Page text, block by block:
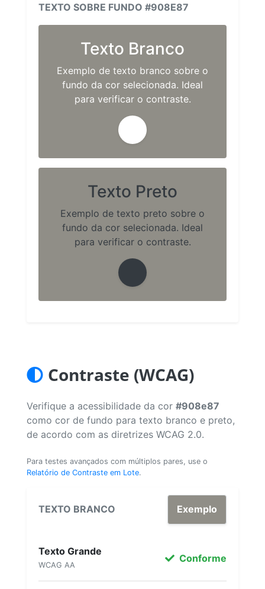
TEXTO SOBRE FUNDO #908E87
Texto Branco
Exemplo de texto branco sobre o
fundo da cor selecionada. Ideal
para verificar o contraste.
Texto Preto
Exemplo de texto preto sobre o
fundo da cor selecionada. Ideal
para verificar o contraste.
Contraste (WCAG)
Verifique a acessibilidade da cor #908e87
como cor de fundo para texto branco e preto,
de acordo com as diretrizes WCAG 2.0.
Para testes avançados com múltiplos pares, use o
Relatório de Contraste em Lote.
TEXTO BRANCO Exemplo
Texto Grande
WCAG AA
Conforme